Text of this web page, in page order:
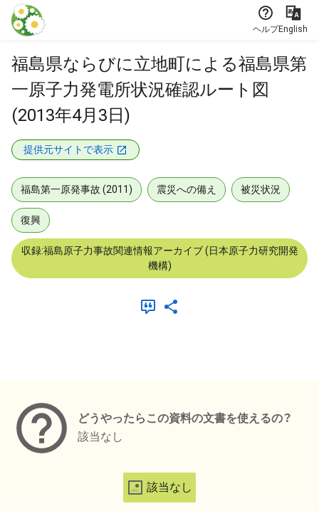
本文に飛ぶ
ヘルプEnglish
福島県ならびに立地町による福島県第
一原子力発電所状況確認ルート図
(2013年4月3日)
提供元サイトで表示
福島第一原発事故 (2011) 震災への備え 被災状況
復興
収録:福島原子力事故関連情報アーカイブ (日本原子力研究開発
機構)
どうやったらこの資料の文書を使えるの？
該当なし
該当なし